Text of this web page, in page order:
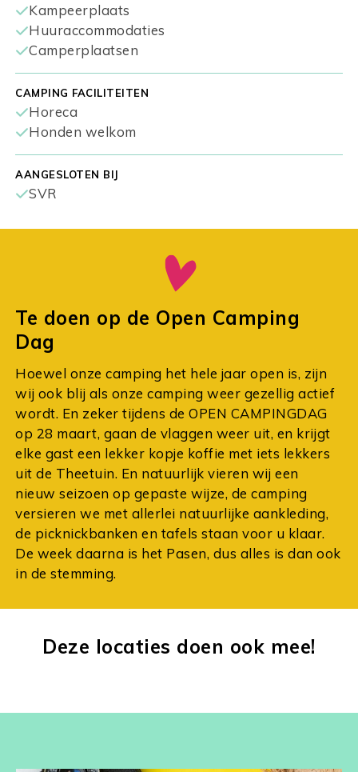
Kampeerplaats
Huuraccommodaties
Camperplaatsen
CAMPING FACILITEITEN
Horeca
Honden welkom
AANGESLOTEN BIJ
SVR
Te doen op de Open Camping
Dag
Hoewel onze camping het hele jaar open is, zijn
wij ook blij als onze camping weer gezellig actief
wordt. En zeker tijdens de OPEN CAMPINGDAG
op 28 maart, gaan de vlaggen weer uit, en krijgt
elke gast een lekker kopje koffie met iets lekkers
uit de Theetuin. En natuurlijk vieren wij een
nieuw seizoen op gepaste wijze, de camping
versieren we met allerlei natuurlijke aankleding,
de picknickbanken en tafels staan voor u klaar.
De week daarna is het Pasen, dus alles is dan ook
in de stemming.
Deze locaties doen ook mee!